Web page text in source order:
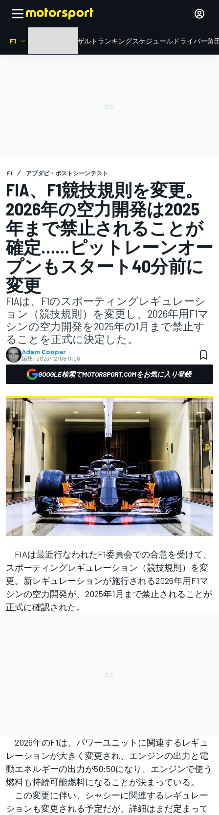
F1 リザルト ランキングスケジュール ドライバー角
F1 アブダビ・ポストシーンテスト
FIA、F1競技規則を変更。
2026年の空力開発は2025
年まで禁止されることが
確定……ピットレーンオー
プンもスタート40分前に
変更
FIAは、F1のスポーティングレギュレーシ
ョン（競技規則）を変更し、2026年用F1マ
シンの空力開発を2025年の1月まで禁止す
ることを正式に決定した。
Adam Cooper
編集: 2023/12/08 11:08
GOOGLE検索でMOTORSPORT.COMをお気に入り登録
FIAは最近行なわれたF1委員会での合意を受けて、
スポーティングレギュレーション（競技規則）を変
更。新レギュレーションが施行される2026年用F1マ
シンの空力開発が、2025年1月まで禁止されることが
正式に確認された。
2026年のF1は、パワーユニットに関連するレギュ
レーションが大きく変更され、エンジンの出力と電
動エネルギーの出力が50:50になり、エンジンで使う
燃料も持続可能燃料になることが決まっている。
この変更に伴い、シャシーに関連するレギュレー
ションも変更される予定だが、詳細はまだ定まって